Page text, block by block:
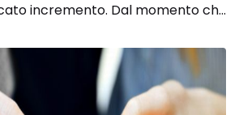
incremento. Dal momento ch...